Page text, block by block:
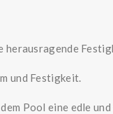
herausragende
und Festigkeit.
Pool eine edle